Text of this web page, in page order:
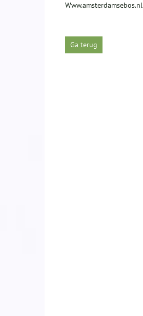
Www.amsterdamsebos.nl
Ga terug